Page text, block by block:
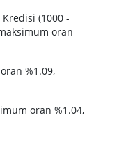
Kredisi (1000 -
oran
%1.09,
oran %1.04,